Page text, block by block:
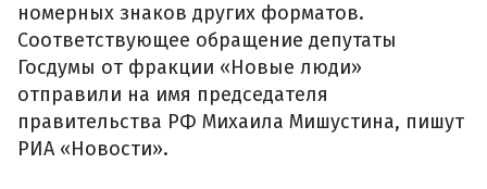
номерных знаков других форматов.
Соответствующее обращение депутаты
Госдумы от фракции «Новые люди»
отправили на имя председателя
правительства РФ Михаила Мишустина, пишут
РИА «Новости».